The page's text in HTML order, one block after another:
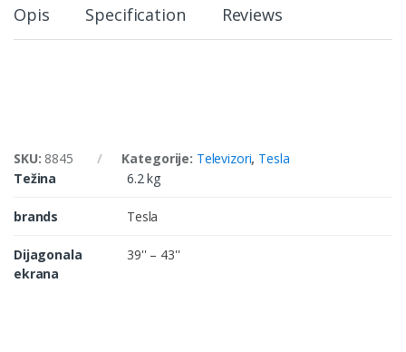
Opis Specification Reviews
SKU: 8845 Kategorije: Televizori, Tesla
Težina
6.2 kg
brands Tesla
Dijagonala
ekrana
39'' – 43''